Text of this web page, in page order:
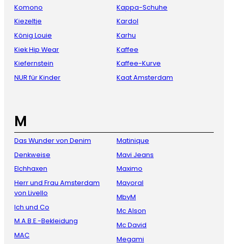
Komono
Kiezeltje
König Louie
Kiek Hip Wear
Kiefernstein
NUR für Kinder
Kappa-Schuhe
Kardol
Karhu
Kaffee
Kaffee-Kurve
Kaat Amsterdam
M
Das Wunder von Denim
Denkweise
Elchhaxen
Herr und Frau Amsterdam
von Livello
Ich und Co
M.A.B.E.-Bekleidung
MAC
Matinique
Mavi Jeans
Maximo
Mayoral
MbyM
Mc Alson
Mc David
Megami